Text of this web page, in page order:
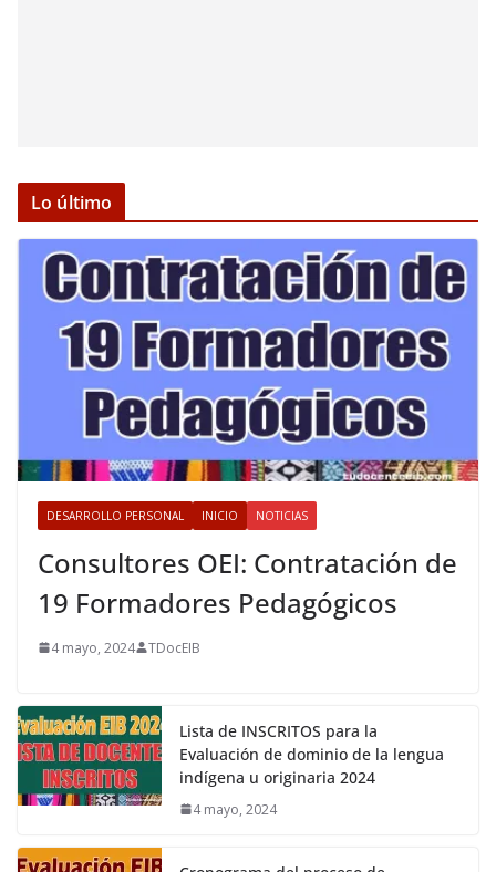
Lo último
DESARROLLO PERSONAL INICIO NOTICIAS
Consultores OEI: Contratación de
19 Formadores Pedagógicos
4 mayo, 2024 TDocEIB
Lista de INSCRITOS para la
Evaluación de dominio de la lengua
indígena u originaria 2024
4 mayo, 2024